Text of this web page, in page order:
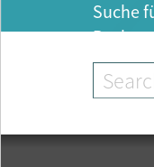
Suche